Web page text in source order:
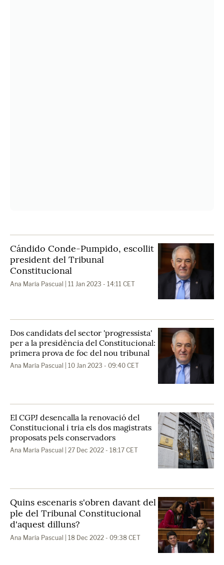
Cándido Conde-Pumpido, escollit
president del Tribunal
Constitucional
Ana María Pascual | 11 Jan 2023 - 14:11 CET
Dos candidats del sector 'progressista'
per a la presidència del Constitucional:
primera prova de foc del nou tribunal
Ana María Pascual | 10 Jan 2023 - 09:40 CET
El CGPJ desencalla la renovació del
Constitucional i tria els dos magistrats
proposats pels conservadors
Ana María Pascual | 27 Dec 2022 - 18:17 CET
Quins escenaris s'obren davant del
ple del Tribunal Constitucional
d'aquest dilluns?
Ana María Pascual | 18 Dec 2022 - 09:38 CET